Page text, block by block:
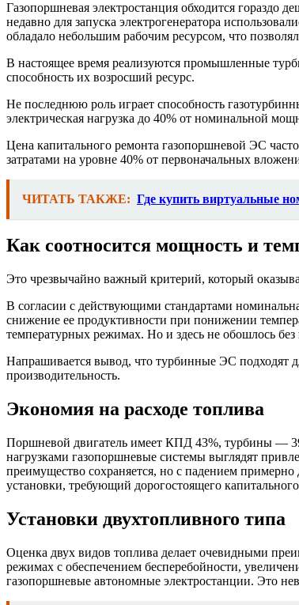
Газопоршневая электростанция обходится гораздо
недавно для запуска электрогенератора
обладало небольшим рабочим ресурсом, что
В настоящее время реализуются промышленные
способность их возросший ресурс.
Не последнюю роль играет способность
электрическая нагрузка до 40% от номинальной
Цена капитального ремонта газопоршневой ЭС
затратами на уровне 40% от первоначальных
ЧИТАТЬ ТАКЖЕ: Где купить виртуальные
Как соотносится мощность и
Это чрезвычайно важный критерий, который
В согласии с действующими стандартами
снижение ее продуктивности при понижении
температурных режимах. Но и здесь не обошлось без
Напрашивается вывод, что турбинные ЭС подходят
производительность.
Экономия на расходе топлива
Поршневой двигатель имеет КПД 43%, турбины —
нагрузками газопоршневые системы выглядят
преимущество сохраняется, но с падением
установки, требующий дорогостоящего
Установки двухтопливного типа
Оценка двух видов топлива делает очевидными
режимах с обеспечением бесперебойности,
газопоршневые автономные электростанции. Это